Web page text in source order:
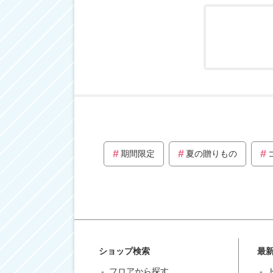
期間限定 夏の贈りもの
ショップ検索 最